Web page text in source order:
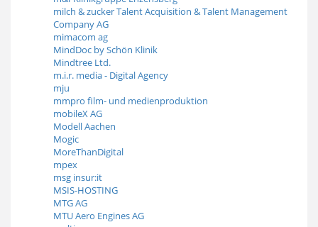
milch & zucker Talent Acquisition & Talent Management
Company AG
mimacom ag
MindDoc by Schön Klinik
Mindtree Ltd.
m.i.r. media - Digital Agency
mju
mmpro film- und medienproduktion
mobileX AG
Modell Aachen
Mogic
MoreThanDigital
mpex
msg insur:it
MSIS-HOSTING
MTG AG
MTU Aero Engines AG